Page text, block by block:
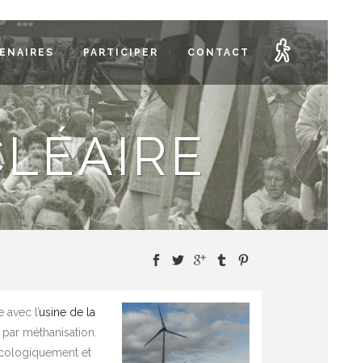
PARTICIPER CONTACT
l’usine de la
méthanisation.
et